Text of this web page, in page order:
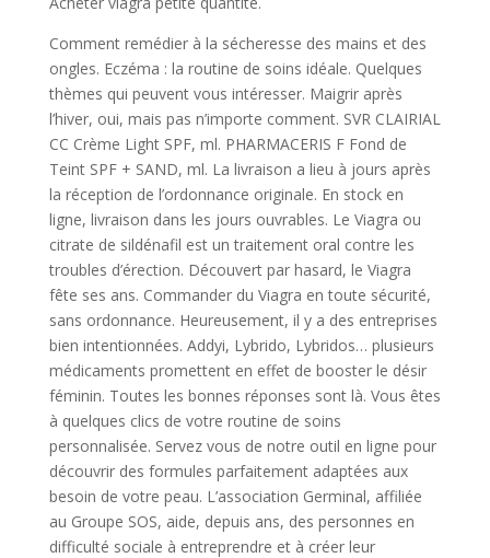
Comment remédier à la sécheresse des mains et des
ongles. Eczéma : la routine de soins idéale. Quelques
thèmes qui peuvent vous intéresser. Maigrir après
l’hiver, oui, mais pas n’importe comment. SVR CLAIRIAL
CC Crème Light SPF, ml. PHARMACERIS F Fond de
Teint SPF + SAND, ml. La livraison a lieu à jours après
la réception de l’ordonnance originale. En stock en
ligne, livraison dans les jours ouvrables. Le Viagra ou
citrate de sildénafil est un traitement oral contre les
troubles d’érection. Découvert par hasard, le Viagra
fête ses ans. Commander du Viagra en toute sécurité,
sans ordonnance. Heureusement, il y a des entreprises
bien intentionnées. Addyi, Lybrido, Lybridos… plusieurs
médicaments promettent en effet de booster le désir
féminin. Toutes les bonnes réponses sont là. Vous êtes
à quelques clics de votre routine de soins
personnalisée. Servez vous de notre outil en ligne pour
découvrir des formules parfaitement adaptées aux
besoin de votre peau. L’association Germinal, affiliée
au Groupe SOS, aide, depuis ans, des personnes en
difficulté sociale à entreprendre et à créer leur